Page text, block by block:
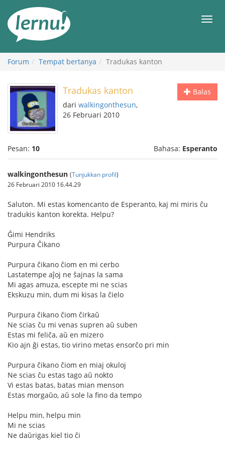
daftar
Forum Tempat bertanya Tradukas kanton
Balas
Tradukas kanton
dari walkingonthesun,
26 Februari 2010
Pesan: 10 Bahasa: Esperanto
walkingonthesun (Tunjukkan profil)
26 Februari 2010 16.44.29
Saluton. Mi estas komencanto de Esperanto, kaj mi miris ĉu
tradukis kanton korekta. Helpu?
Ĝimi Hendriks
Purpura Ĉikano
Purpura ĉikano ĉiom en mi cerbo
Lastatempe aĵoj ne ŝajnas la sama
Mi agas amuza, escepte mi ne scias
Ekskuzu min, dum mi kisas la ĉielo
Purpura ĉikano ĉiom ĉirkaŭ
Ne scias ĉu mi venas supren aŭ suben
Estas mi feliĉa, aŭ en mizero
Kio ajn ĝi estas, tio virino metas ensorĉo pri min
Purpura ĉikano ĉiom en miaj okuloj
Ne scias ĉu estas tago aŭ nokto
Vi estas batas, batas mian menson
Estas morgaŭo, aŭ sole la fino da tempo
Helpu min, helpu min
Mi ne scias
Ne daŭrigas kiel tio ĉi